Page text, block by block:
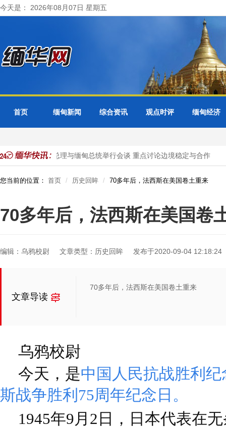
今天是： 2026年08月07日 星期五
首页 缅甸新闻 综合资讯 观点时评 缅甸经济
泰国总理与缅甸总统举行会谈 重点讨论边境稳定与合作 缅泰
您当前的位置： 首页 历史回眸 70多年后，法西斯在美国卷土重来
70多年后，法西斯在美国卷
编辑：乌鸦校尉 文章类型：历史回眸 发布于2020-09-04 12:18:24
文章导读
70多年后，法西斯在美国卷土重来
乌鸦校尉
今天，是中国人民抗战胜利纪
斯战争胜利75周年纪念日。
1945年9月2日，日本代表在